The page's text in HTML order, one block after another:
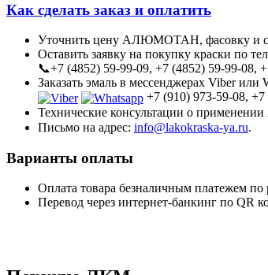
Как сделать заказ и оплатить
Уточнить цену АЛЮМОТАН, фасовку и
Оставить заявку на покупку краски по
📞+7 (4852) 59-99-09, +7 (4852) 59-99-08,
Заказать эмаль в мессенджерах Viber или
+7 (910) 973-59-08,
Технические консультации о
Письмо на адрес: info@lakokraska-ya.ru.
Варианты оплаты
Оплата товара безналичным платежем по
Перевод через интернет-банкинг по